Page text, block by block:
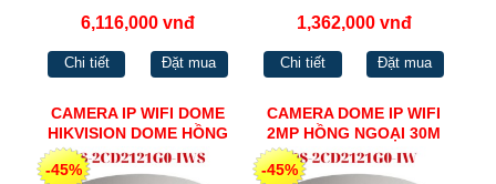
6,116,000 vnđ
Chi tiết Đặt mua
1,362,000 vnđ
Chi tiết Đặt mua
CAMERA IP WIFI DOME
HIKVISION DOME HỒNG
NGOẠI 30M DS-
2CD2121G0-IWS
-45%
CAMERA DOME IP WIFI
2MP HỒNG NGOẠI 30M
HIKVISION DS-2CD2121G0-
IW
-45%